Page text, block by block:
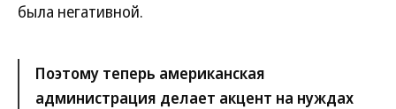
была негативной.
Поэтому теперь американская
администрация делает акцент на нуждах